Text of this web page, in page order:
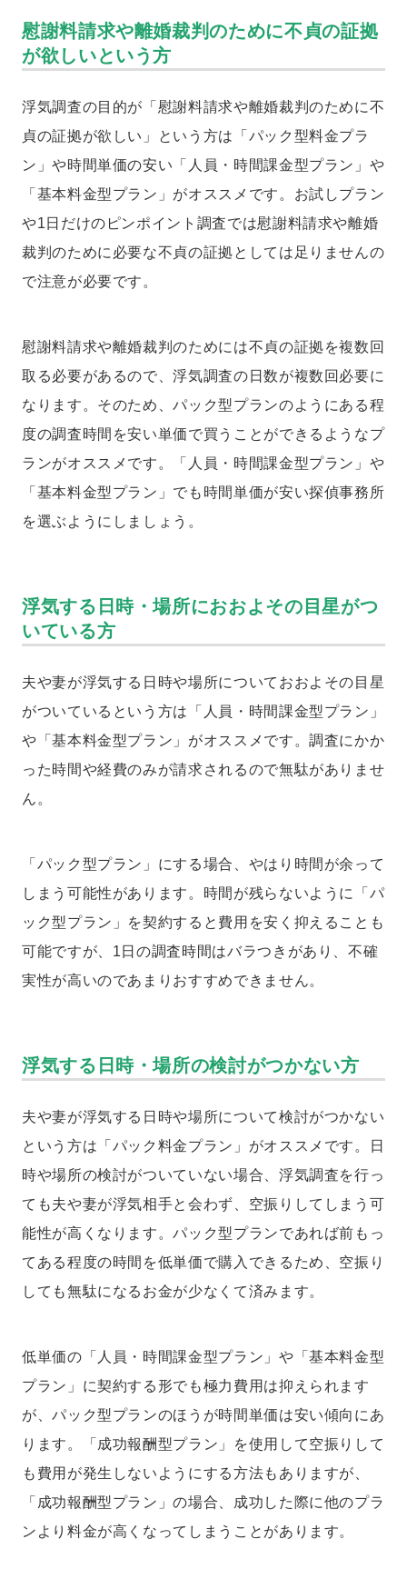
慰謝料請求や離婚裁判のために不貞の証拠
が欲しいという方
浮気調査の目的が「慰謝料請求や離婚裁判のために不
貞の証拠が欲しい」という方は「パック型料金プラ
ン」や時間単価の安い「人員・時間課金型プラン」や
「基本料金型プラン」がオススメです。お試しプラン
や1日だけのピンポイント調査では慰謝料請求や離婚
裁判のために必要な不貞の証拠としては足りませんの
で注意が必要です。
慰謝料請求や離婚裁判のためには不貞の証拠を複数回
取る必要があるので、浮気調査の日数が複数回必要に
なります。そのため、パック型プランのようにある程
度の調査時間を安い単価で買うことができるようなプ
ランがオススメです。「人員・時間課金型プラン」や
「基本料金型プラン」でも時間単価が安い探偵事務所
を選ぶようにしましょう。
浮気する日時・場所におおよその目星がつ
いている方
夫や妻が浮気する日時や場所についておおよその目星
がついているという方は「人員・時間課金型プラン」
や「基本料金型プラン」がオススメです。調査にかか
った時間や経費のみが請求されるので無駄がありませ
ん。
「パック型プラン」にする場合、やはり時間が余って
しまう可能性があります。時間が残らないように「パ
ック型プラン」を契約すると費用を安く抑えることも
可能ですが、1日の調査時間はバラつきがあり、不確
実性が高いのであまりおすすめできません。
浮気する日時・場所の検討がつかない方
夫や妻が浮気する日時や場所について検討がつかない
という方は「パック料金プラン」がオススメです。日
時や場所の検討がついていない場合、浮気調査を行っ
ても夫や妻が浮気相手と会わず、空振りしてしまう可
能性が高くなります。パック型プランであれば前もっ
てある程度の時間を低単価で購入できるため、空振り
しても無駄になるお金が少なくて済みます。
低単価の「人員・時間課金型プラン」や「基本料金型
プラン」に契約する形でも極力費用は抑えられます
が、パック型プランのほうが時間単価は安い傾向にあ
ります。「成功報酬型プラン」を使用して空振りして
も費用が発生しないようにする方法もありますが、
「成功報酬型プラン」の場合、成功した際に他のプラ
ンより料金が高くなってしまうことがあります。